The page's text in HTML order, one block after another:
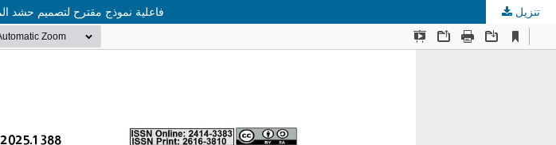
فاعلية نموذج مقترح لتصميم حشد تنزيل